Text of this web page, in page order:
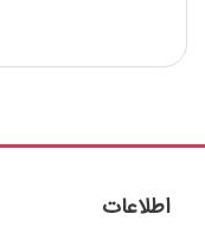
اطلاعات